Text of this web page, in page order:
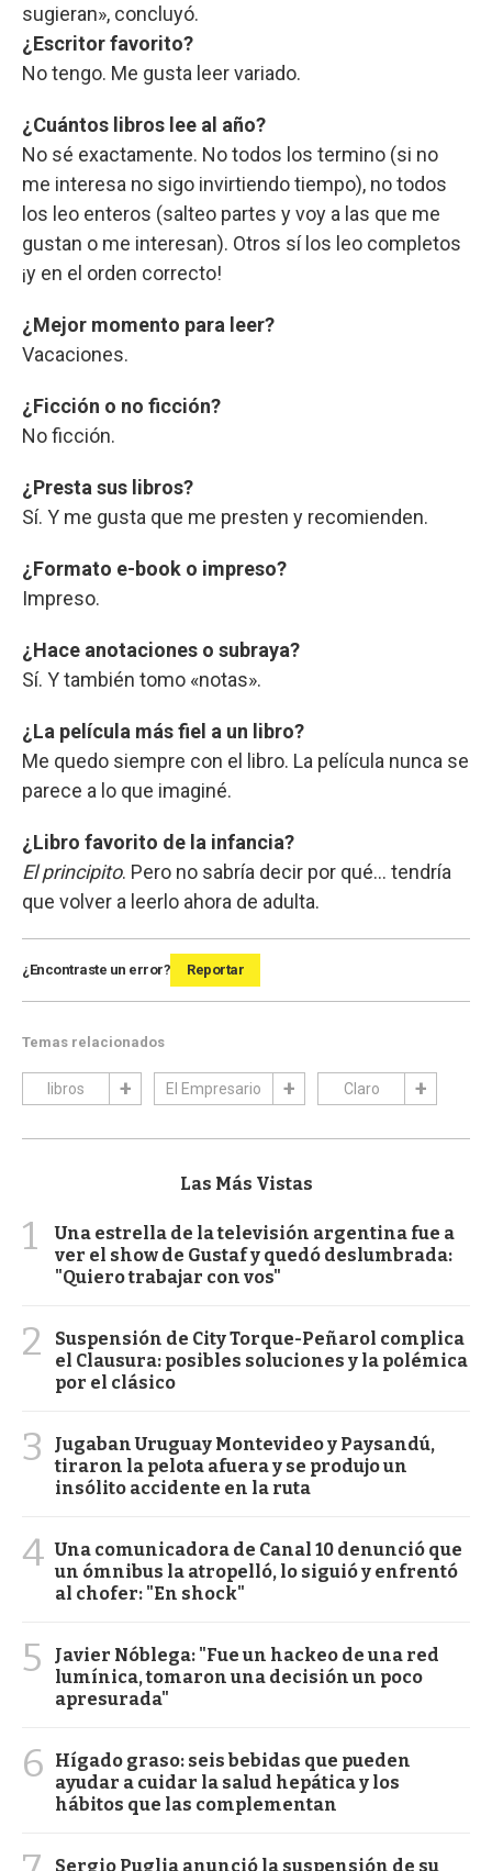
sugieran», concluyó.
¿Escritor favorito?
No tengo. Me gusta leer variado.
¿Cuántos libros lee al año?
No sé exactamente. No todos los termino (si no
me interesa no sigo invirtiendo tiempo), no todos
los leo enteros (salteo partes y voy a las que me
gustan o me interesan). Otros sí los leo completos
¡y en el orden correcto!
¿Mejor momento para leer?
Vacaciones.
¿Ficción o no ficción?
No ficción.
¿Presta sus libros?
Sí. Y me gusta que me presten y recomienden.
¿Formato e-book o impreso?
Impreso.
¿Hace anotaciones o subraya?
Sí. Y también tomo «notas».
¿La película más fiel a un libro?
Me quedo siempre con el libro. La película nunca se
parece a lo que imaginé.
¿Libro favorito de la infancia?
El principito. Pero no sabría decir por qué... tendría
que volver a leerlo ahora de adulta.
¿Encontraste un error? Reportar
Temas relacionados
libros El Empresario Claro
Las Más Vistas
1
Una estrella de la televisión argentina fue a
ver el show de Gustaf y quedó deslumbrada:
"Quiero trabajar con vos"
2
Suspensión de City Torque-Peñarol complica
el Clausura: posibles soluciones y la polémica
por el clásico
3
Jugaban Uruguay Montevideo y Paysandú,
tiraron la pelota afuera y se produjo un
insólito accidente en la ruta
4 Una comunicadora de Canal 10 denunció que
un ómnibus la atropelló, lo siguió y enfrentó
al chofer: "En shock"
5
Javier Nóblega: "Fue un hackeo de una red
lumínica, tomaron una decisión un poco
apresurada"
6
Hígado graso: seis bebidas que pueden
ayudar a cuidar la salud hepática y los
hábitos que las complementan
Sergio Puglia anunció la suspensión de su